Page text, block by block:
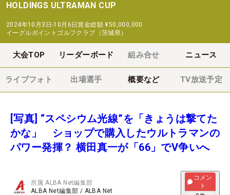
HOLDINGS ULTRAMAN CUP
2024年10月3日-10月6日賞金総額 ¥50,000,000
イーグルポイントゴルフクラブ（茨城県）
大会TOP リーダーボード 組み合せ ニュース
ライブフォト 出場選手 概要など TV放送予定
[写真] “スペシウム光線”を「きょうは撃てた
かな」 ショップで購入したウルトラマンの
パワー発揮？ 横田真一が「66」でV争いへ
所属ALBA Net編集部
ALBA Net編集部 / ALBA Net
コメン
ト